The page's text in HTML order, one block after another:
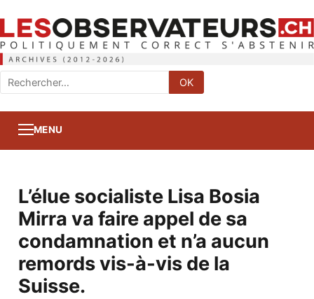
Rechercher
:
OK
MENU
L’élue socialiste Lisa Bosia
Mirra va faire appel de sa
condamnation et n’a aucun
remords vis-à-vis de la
Suisse.